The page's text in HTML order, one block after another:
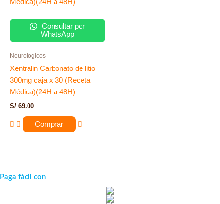
Consultar por
WhatsApp
Neurologicos
Xentralin Carbonato de litio
300mg caja x 30 (Receta
Médica)(24H a 48H)
S/ 69.00
Comprar
Paga fácil con